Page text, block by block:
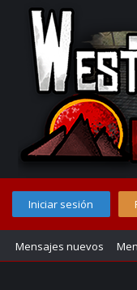
Iniciar sesión
Mensajes nuevos